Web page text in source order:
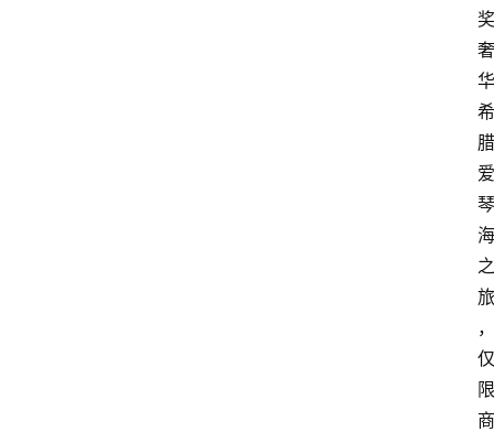
奖
奢
华
希
腊
爱
琴
海
之
旅
，
仅
限
商